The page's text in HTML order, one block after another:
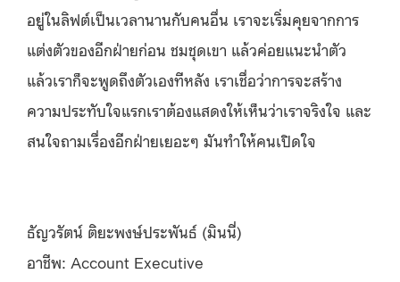
อยู่ในลิฟต์เป็นเวลานานกับคนอื่น เราจะเริ่มคุยจากการ
แต่งตัวของอีกฝ่ายก่อน ชมชุดเขา แล้วค่อยแนะนำตัว
แล้วเราก็จะพูดถึงตัวเองทีหลัง เราเชื่อว่าการจะสร้าง
ความประทับใจแรกเราต้องแสดงให้เห็นว่าเราจริงใจ และ
สนใจถามเรื่องอีกฝ่ายเยอะๆ มันทำให้คนเปิดใจ
ธัญวรัตน์ ติยะพงษ์ประพันธ์ (มินนี่)
อาชีพ: Account Executive